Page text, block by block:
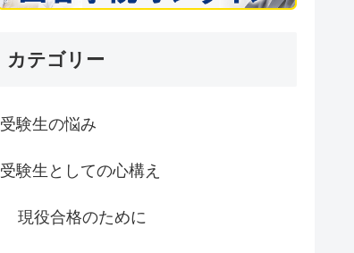
カテゴリー
受験生の悩み
受験生としての心構え
現役合格のために